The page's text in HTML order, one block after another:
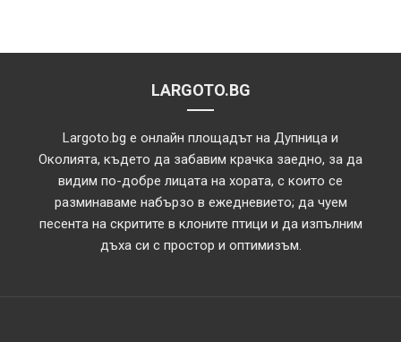
LARGOTO.BG
Largoto.bg е онлайн площадът на Дупница и
Околията, където да забавим крачка заедно, за да
видим по-добре лицата на хората, с които се
разминаваме набързо в ежедневието; да чуем
песента на скритите в клоните птици и да изпълним
дъха си с простор и оптимизъм.